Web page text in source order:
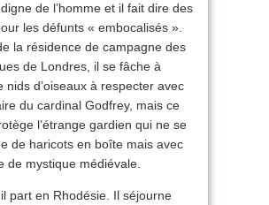
de l’homme et il fait dire des
les défunts « embocalisés ».
la résidence de campagne des
de Londres, il se fâche à
nids d’oiseaux à respecter avec
du cardinal Godfrey, mais ce
l’étrange gardien qui ne se
de haricots en boîte mais avec
de mystique médiévale.
part en Rhodésie. Il séjourne